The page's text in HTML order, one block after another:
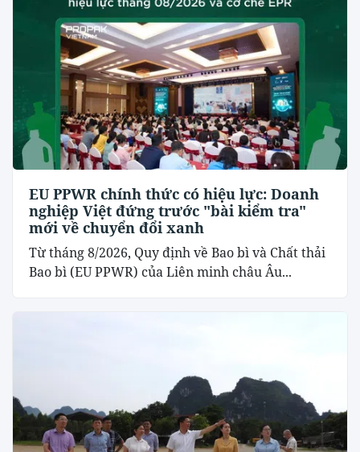
EU PPWR chính thức có hiệu lực: Doanh
nghiệp Việt đứng trước "bài kiểm tra"
mới về chuyển đổi xanh
Từ tháng 8/2026, Quy định về Bao bì và Chất thải
Bao bì (EU PPWR) của Liên minh châu Âu...